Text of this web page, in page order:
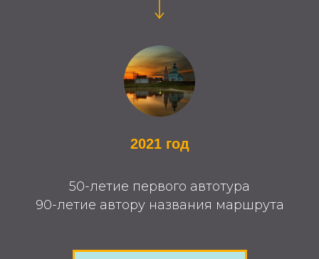
2021 год
50-летие первого автотура
90-летие автору названия маршрута